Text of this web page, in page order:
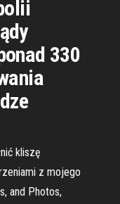
330
kliszę
z mojego
and Photos,